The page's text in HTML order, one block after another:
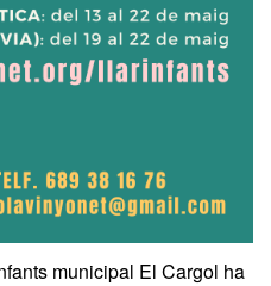
municipal El Cargol ha